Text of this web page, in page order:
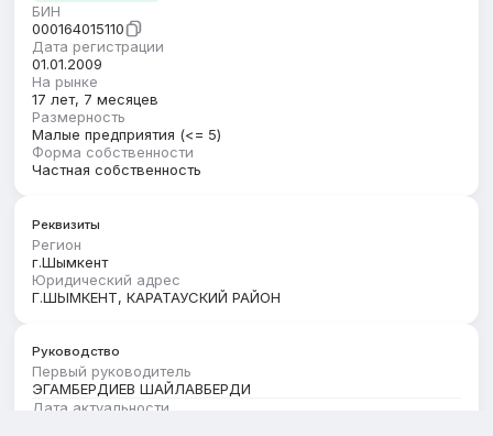
БИН
000164015110
Дата регистрации
01.01.2009
На рынке
17 лет, 7 месяцев
Размерность
Малые предприятия (<= 5)
Форма собственности
Частная собственность
Реквизиты
Регион
г.Шымкент
Юридический адрес
Г.ШЫМКЕНТ, КАРАТАУСКИЙ РАЙОН
Руководство
Первый руководитель
ЭГАМБЕРДИЕВ ШАЙЛАВБЕРДИ
Дата актуальности